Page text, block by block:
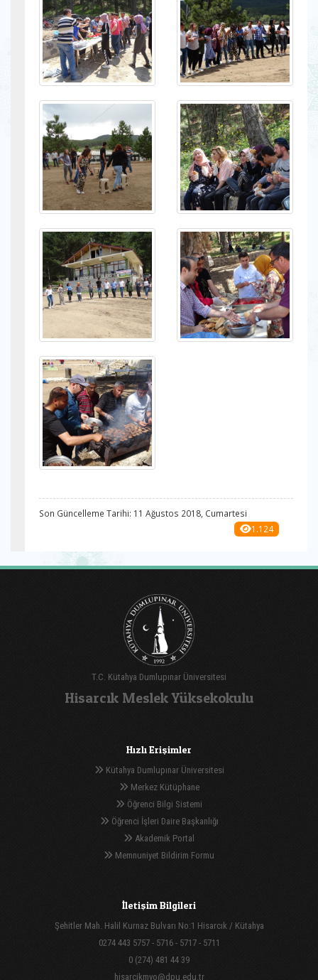
Son Güncelleme Tarihi: 11 Ağustos 2018, Cumartesi
1.124
T.C. Kütahya Dumlupınar Üniversitesi
Hisarcık Meslek Yüksekokulu
Hızlı Erişimler
Kütahya Dumlupınar Üniversitesi
Merkez Kütüphane
Öğrenci Bilgi Sistemi
Öğrenci İşleri Daire Başkanlığı
Akademik Portal
Memnuniyet Bildirim Formu
İletişim Bilgileri
Şehitler Mah. Halil Kurnaz Bulvarı No:1 Hisarcık / Kütahya
0274 443 5757 - 5716 - 5717 - 5711
0 (274) 481 44 39
hisarcikmyo@dpu.edu.tr